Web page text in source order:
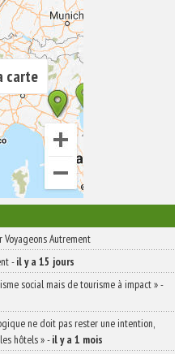
carte
Voyageons Autrement
-il y a 15 jours
social mais de tourisme à impact »-
ne doit pas rester une intention,
hôtels »-il y a 1 mois